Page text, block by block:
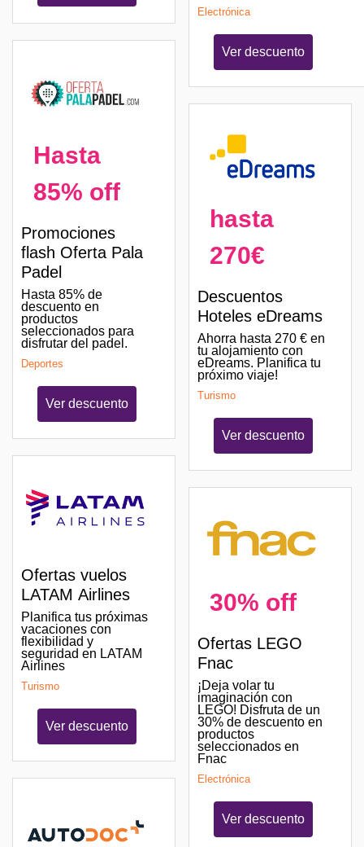
Hasta
85% off
Promociones
flash Oferta Pala
Padel
Hasta 85% de
descuento en
productos
seleccionados para
disfrutar del padel.
Deportes
Ver descuento
Ofertas vuelos
LATAM Airlines
Planifica tus próximas
vacaciones con
flexibilidad y
seguridad en LATAM
Airlines
Turismo
Ver descuento
Electrónica
Ver descuento
hasta
270€
Descuentos
Hoteles eDreams
Ahorra hasta 270 € en
tu alojamiento con
eDreams. Planifica tu
próximo viaje!
Turismo
Ver descuento
30% off
Ofertas LEGO
Fnac
¡Deja volar tu
imaginación con
LEGO! Disfruta de un
30% de descuento en
productos
seleccionados en
Fnac
Electrónica
Ver descuento